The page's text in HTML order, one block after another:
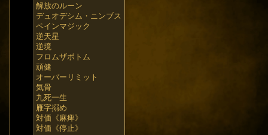
解放のルーン
デュオデシム・ニンブス
ペインマジック
逆天星
逆境
フロムザボトム
頑健
オーバーリミット
気骨
九死一生
雁字搦め
対価《麻痺》
対価《停止》